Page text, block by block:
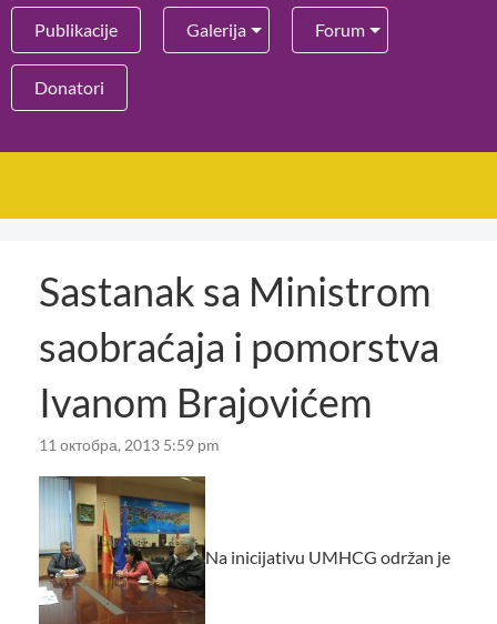
Publikacije Galerija Forum
Donatori
Sastanak sa Ministrom
saobraćaja i pomorstva
Ivanom Brajovićem
11 октобра, 2013 5:59 pm
Na inicijativu UMHCG održan je